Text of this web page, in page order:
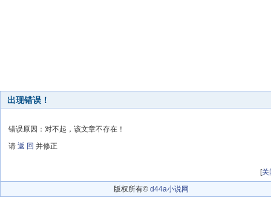
出现错误！
错误原因：对不起，该文章不存在！
请 返 回 并修正
[关
版权所有© d44a小说网